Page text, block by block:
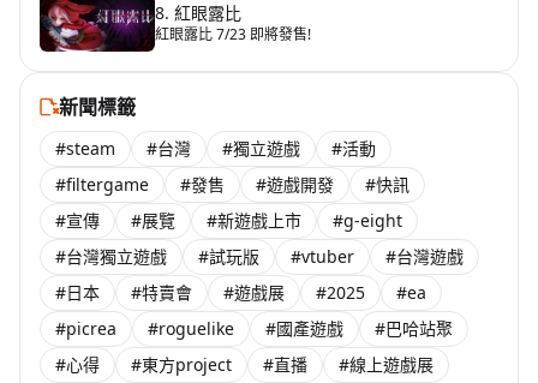
8. 紅眼露比
紅眼露比 7/23 即將發售!
新聞標籤
#steam #台灣 #獨立遊戲
#活動
#filtergame
#發售 #遊戲開發
#快訊
#宣傳
#展覽 #新遊戲上市
#g-eight
#台灣獨立遊戲
#試玩版 #vtuber
#台灣遊戲
#日本
#特賣會 #遊戲展 #2025
#ea
#picrea
#roguelike #國產遊戲
#巴哈站聚
#心得
#東方project #直播
#線上遊戲展